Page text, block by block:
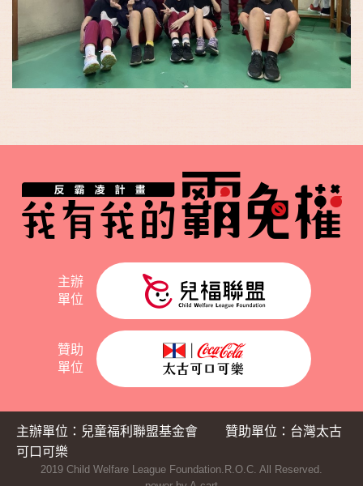
主辦
單位
贊助
單位
主辦單位：兒童福利聯盟基金會
贊助單位：台灣太古
可口可樂
2019 Child Welfare League Foundation.R.O.C. All Reserved.